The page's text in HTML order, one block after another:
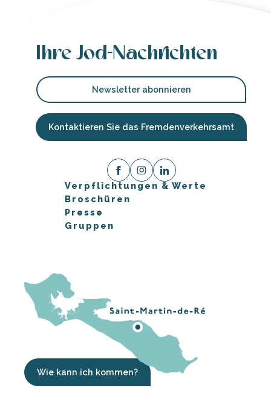
Ihre Jod-Nachrichten
Newsletter abonnieren
Kontaktieren Sie das Fremdenverkehrsamt
Verpflichtungen & Werte
Broschüren
Presse
Gruppen
Wie kann ich kommen?